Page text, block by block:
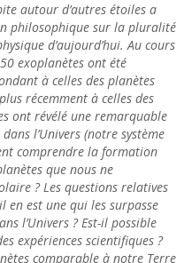
autour d’autres étoiles a
philosophique sur la pluralité
d’aujourd’hui. Au cours
exoplanètes ont été
à celles des planètes
récemment à celles des
ont révélé une remarquable
l’Univers (notre système
comprendre la formation
que nous ne
? Les questions relatives
en est une qui les surpasse
l’Univers ? Est-il possible
expériences scientifiques ?
comparable à notre Terre